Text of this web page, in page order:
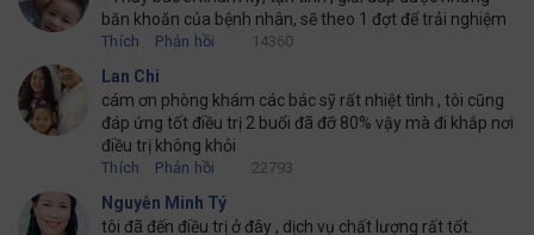
băn khoăn của bệnh nhân, sẽ theo 1 đợt để trải nghiệm
Thích Phản hồi 14360
Lan Chi
cám ơn phòng khám các bác sỹ rất nhiệt tình , tôi cũng
đáp ứng tốt điều trị 2 buổi đã đỡ 80% vậy mà đi khắp nơi
điều trị không khỏi
Thích Phản hồi 22793
Nguyễn Minh Tý
tôi đã đến điều trị ở đây , dịch vụ chất lượng rất tốt.